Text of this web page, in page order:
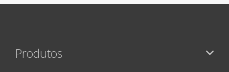
Produtos